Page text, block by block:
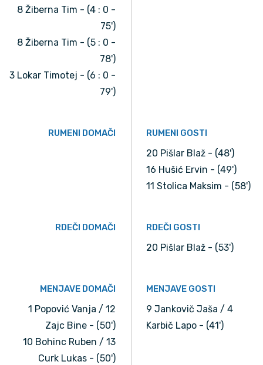
8 Žiberna Tim - (4 : 0 -
75')
8 Žiberna Tim - (5 : 0 -
78')
3 Lokar Timotej - (6 : 0 -
79')
RUMENI DOMAČI RUMENI GOSTI
20 Pišlar Blaž - (48')
16 Hušić Ervin - (49')
11 Stolica Maksim - (58')
RDEČI DOMAČI RDEČI GOSTI
20 Pišlar Blaž - (53')
MENJAVE DOMAČI
1 Popović Vanja / 12
Zajc Bine - (50')
10 Bohinc Ruben / 13
Curk Lukas - (50')
MENJAVE GOSTI
9 Jankovič Jaša / 4
Karbič Lapo - (41')